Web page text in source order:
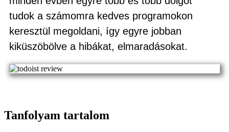
tudok a számomra kedves programokon
keresztül megoldani, így egyre jobban
kiküszöbölve a hibákat, elmaradásokat.
Tanfolyam tartalom